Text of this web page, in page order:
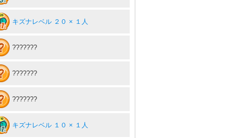
キズナレベル ２０ × １人
???????
???????
???????
キズナレベル １０ × １人